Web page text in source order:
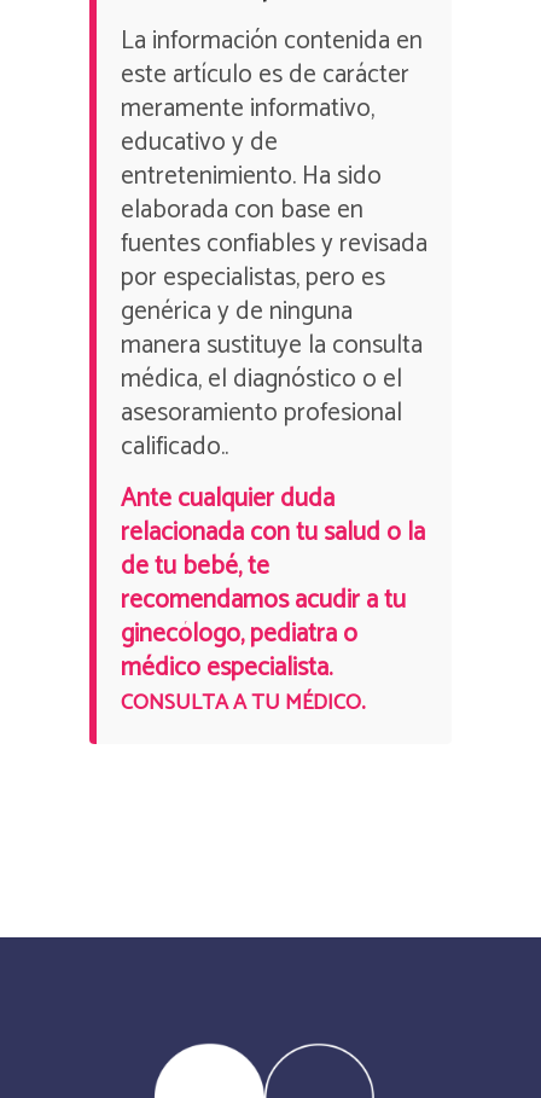
La información contenida en
este artículo es de carácter
meramente informativo,
educativo y de
entretenimiento. Ha sido
elaborada con base en
fuentes confiables y revisada
por especialistas, pero es
genérica y de ninguna
manera sustituye la consulta
médica, el diagnóstico o el
asesoramiento profesional
calificado..
Ante cualquier duda
relacionada con tu salud o la
de tu bebé, te
recomendamos acudir a tu
ginecólogo, pediatra o
médico especialista.
CONSULTA A TU MÉDICO.